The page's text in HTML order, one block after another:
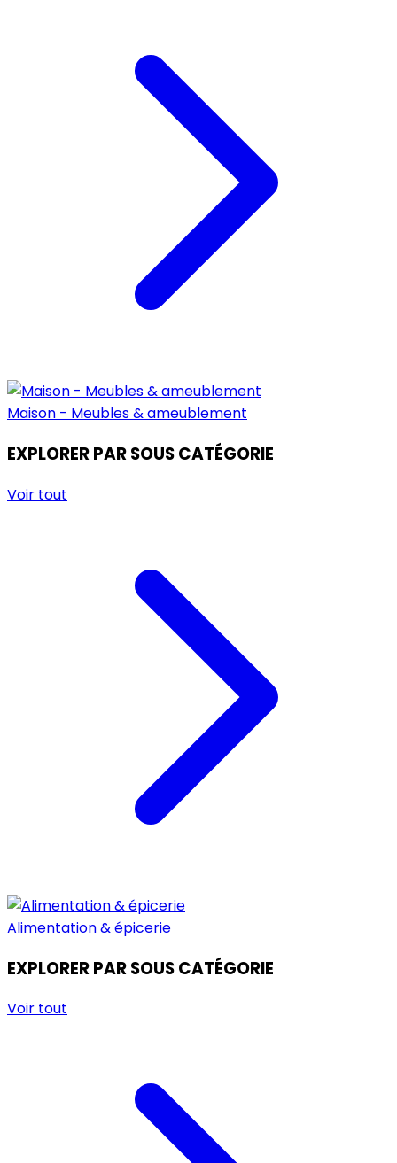
Maison - Meubles & ameublement
EXPLORER PAR SOUS CATÉGORIE
Voir tout
Alimentation & épicerie
EXPLORER PAR SOUS CATÉGORIE
Voir tout